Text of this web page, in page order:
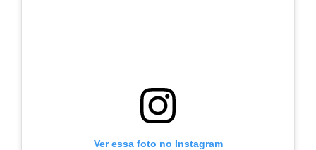
Ver essa foto no Instagram